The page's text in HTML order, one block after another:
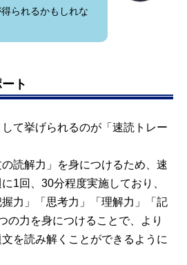
られるかもしれな
ト
て挙げられるのが「速読トレー
読解力」を身につけるため、速
1回、30分程度実施しており、
力」「思考力」「理解力」「記
の力を身につけることで、より
を読み解くことができるように